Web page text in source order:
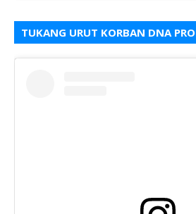
TUKANG URUT KORBAN DNA PRO